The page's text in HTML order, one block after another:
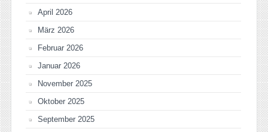
April 2026
März 2026
Februar 2026
Januar 2026
November 2025
Oktober 2025
September 2025